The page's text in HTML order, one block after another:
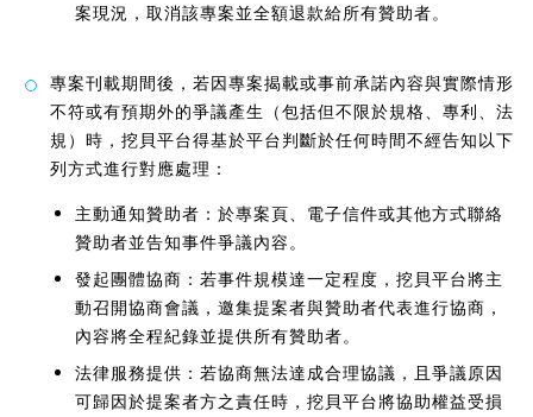
案現況，取消該專案並全額退款給所有贊助者。
專案刊載期間後，若因專案揭載或事前承諾內容與實際情形
不符或有預期外的爭議產生（包括但不限於規格、專利、法
規）時，挖貝平台得基於平台判斷於任何時間不經告知以下
列方式進行對應處理：
主動通知贊助者：於專案頁、電子信件或其他方式聯絡
贊助者並告知事件爭議內容。
發起團體協商：若事件規模達一定程度，挖貝平台將主
動召開協商會議，邀集提案者與贊助者代表進行協商，
內容將全程紀錄並提供所有贊助者。
法律服務提供：若協商無法達成合理協議，且爭議原因
可歸因於提案者方之責任時，挖貝平台將協助權益受損